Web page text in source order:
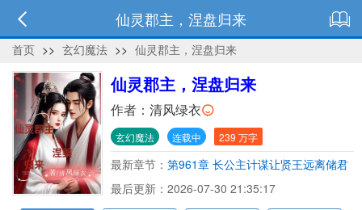
仙灵郡主，涅盘归来
首页 >> 玄幻魔法 >> 仙灵郡主，涅盘归来
仙灵郡主，涅盘归来
作者： 清风绿衣
玄幻魔法 连载中 239 万字
最新章节： 第961章 长公主计谋让贤王远离储君
之位
最后更新：2026-07-30 21:35:17